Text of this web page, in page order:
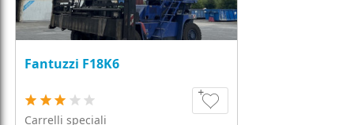
Fantuzzi F18K6
Carrelli speciali